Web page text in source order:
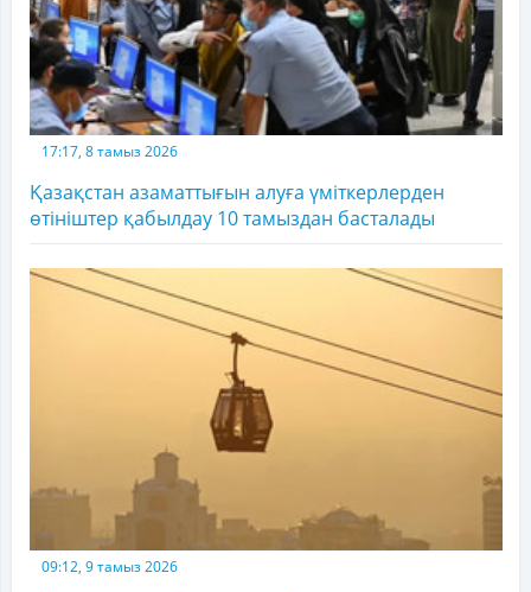
17:17, 8 тамыз 2026
Қазақстан азаматтығын алуға үміткерлерден
өтініштер қабылдау 10 тамыздан басталады
09:12, 9 тамыз 2026